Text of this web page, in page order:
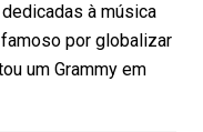
à música
por globalizar
um Grammy em